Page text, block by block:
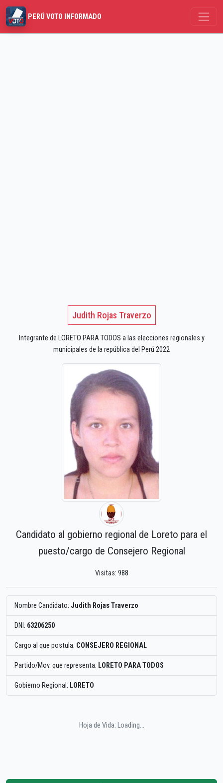
PERÚ VOTO INFORMADO
Judith Rojas Traverzo
Integrante de LORETO PARA TODOS a las elecciones regionales y
municipales de la república del Perú 2022
Candidato al gobierno regional de Loreto para el
puesto/cargo de Consejero Regional
Visitas: 988
Nombre Candidato: Judith Rojas Traverzo
DNI: 63206250
Cargo al que postula: CONSEJERO REGIONAL
Partido/Mov. que representa: LORETO PARA TODOS
Gobierno Regional: LORETO
Hoja de Vida: Loading...